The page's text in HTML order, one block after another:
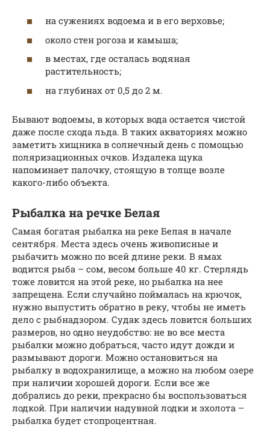
на сужениях водоема и в его верховье;
около стен рогоза и камыша;
в местах, где осталась водяная
растительность;
на глубинах от 0,5 до 2 м.
Бывают водоемы, в которых вода остается чистой
даже после схода льда. В таких акваториях можно
заметить хищника в солнечный день с помощью
поляризационных очков. Издалека щука
напоминает палочку, стоящую в толще возле
какого-либо объекта.
Рыбалка на речке Белая
Самая богатая рыбалка на реке Белая в начале
сентября. Места здесь очень живописные и
рыбачить можно по всей длине реки. В ямах
водится рыба – сом, весом больше 40 кг. Стерлядь
тоже ловится на этой реке, но рыбалка на нее
запрещена. Если случайно поймалась на крючок,
нужно выпустить обратно в реку, чтобы не иметь
дело с рыбнадзором. Судак здесь ловится больших
размеров, но одно неудобство: не во все места
рыбалки можно добраться, часто идут дожди и
размывают дороги. Можно остановиться на
рыбалку в водохранилище, а можно на любом озере
при наличии хорошей дороги. Если все же
добрались до реки, прекрасно бы воспользоваться
лодкой. При наличии надувной лодки и эхолота –
рыбалка будет стопроцентная.